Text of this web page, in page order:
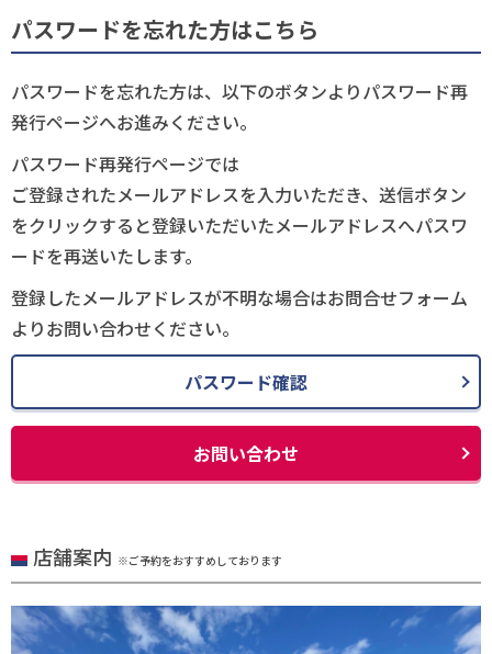
パスワードを忘れた方はこちら
パスワードを忘れた方は、以下のボタンよりパスワード再
発行ページへお進みください。
パスワード再発行ページでは
ご登録されたメールアドレスを入力いただき、送信ボタン
をクリックすると登録いただいたメールアドレスへパスワ
ードを再送いたします。
登録したメールアドレスが不明な場合はお問合せフォーム
よりお問い合わせください。
パスワード確認
お問い合わせ
店舗案内 ※ご予約をおすすめしております